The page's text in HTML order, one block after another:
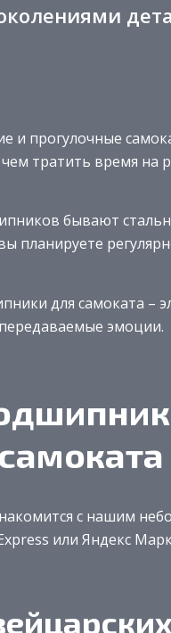
и прогулочные
тратить время на
бывают
планируете
для самоката –
эмоции.
с нашим
или Яндекс